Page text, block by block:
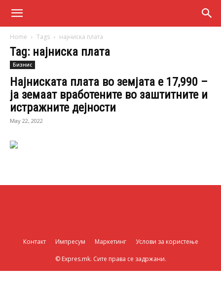
Home Tags најниска плата
Tag: најниска плата
Бизнис
Најниската плата во земјата е 17,990 –
ја земаат вработените во заштитните и
истражните дејности
May 22, 2022
Контакт Импресум Маркетинг Услови за користење
© Expres.mk. Сите права се задржани.